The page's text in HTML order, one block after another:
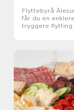
Flyttebyrå Ålesund
får du en
tryggere flytting